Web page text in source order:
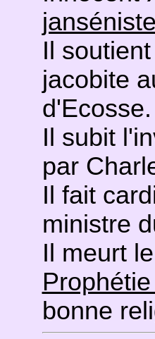
Il
jacobite
d'Ecosse.
Il subit
par
Il fait
ministre
Il meurt
bonne